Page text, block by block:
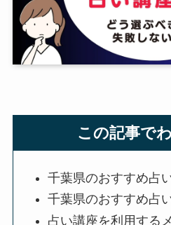
この記事で
千葉県のおすすめ占
千葉県のおすすめ占
占い講座を利用する